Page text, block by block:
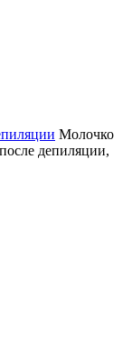
Молочко
депиляции,